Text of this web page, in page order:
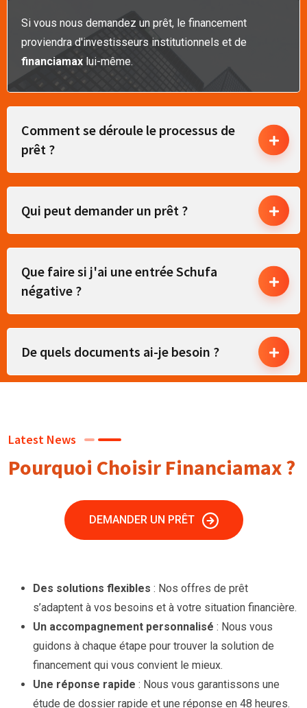
Si vous nous demandez un prêt, le financement
proviendra d'investisseurs institutionnels et de
financiamax lui-même.
Comment se déroule le processus de
prêt ?
Qui peut demander un prêt ?
Que faire si j'ai une entrée Schufa
négative ?
De quels documents ai-je besoin ?
Latest News
Pourquoi Choisir Financiamax ?
DEMANDER UN PRÊT
Des solutions flexibles : Nos offres de prêt
s’adaptent à vos besoins et à votre situation financière.
Un accompagnement personnalisé : Nous vous
guidons à chaque étape pour trouver la solution de
financement qui vous convient le mieux.
Une réponse rapide : Nous vous garantissons une
étude de dossier rapide et une réponse en 48 heures.